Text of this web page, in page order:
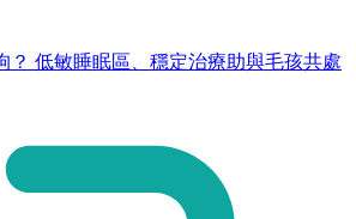
？ 低敏睡眠區、穩定治療助與毛孩共處